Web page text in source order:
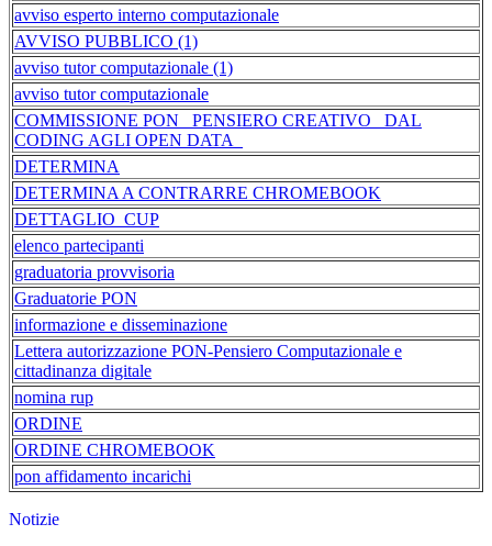
avviso esperto interno computazionale
AVVISO PUBBLICO (1)
avviso tutor computazionale (1)
avviso tutor computazionale
COMMISSIONE PON _PENSIERO CREATIVO_ DAL
CODING AGLI OPEN DATA_
DETERMINA
DETERMINA A CONTRARRE CHROMEBOOK
DETTAGLIO_CUP
elenco partecipanti
graduatoria provvisoria
Graduatorie PON
informazione e disseminazione
Lettera autorizzazione PON-Pensiero Computazionale e
cittadinanza digitale
nomina rup
ORDINE
ORDINE CHROMEBOOK
pon affidamento incarichi
Notizie